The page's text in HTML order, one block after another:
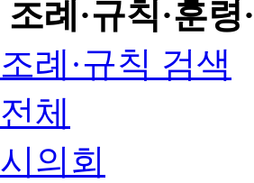
조례·규칙·훈령
조례·규칙 검색
전체
시의회